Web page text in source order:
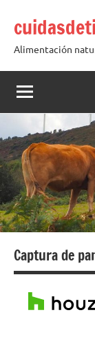
contenido
Alimentación
Captura de